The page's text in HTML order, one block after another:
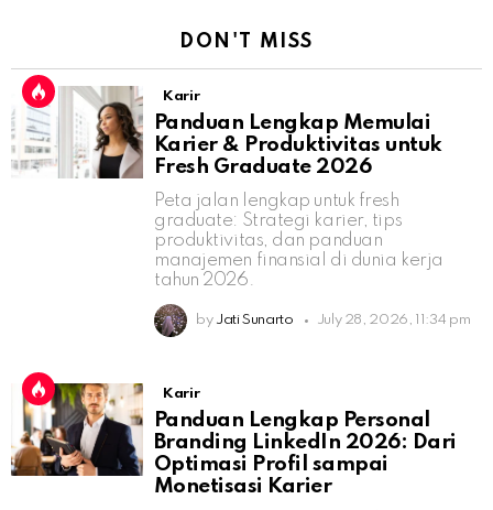
DON'T MISS
Karir
Panduan Lengkap Memulai
Karier & Produktivitas untuk
Fresh Graduate 2026
Peta jalan lengkap untuk fresh
graduate: Strategi karier, tips
produktivitas, dan panduan
manajemen finansial di dunia kerja
tahun 2026.
by Jati Sunarto July 28, 2026, 11:34 pm
Karir
Panduan Lengkap Personal
Branding LinkedIn 2026: Dari
Optimasi Profil sampai
Monetisasi Karier